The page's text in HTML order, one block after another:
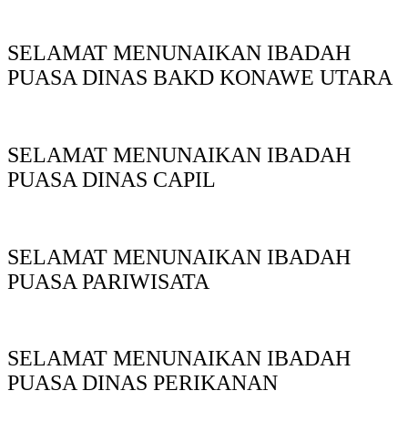
SELAMAT MENUNAIKAN IBADAH
PUASA DINAS BAKD KONAWE UTARA
SELAMAT MENUNAIKAN IBADAH
PUASA DINAS CAPIL
SELAMAT MENUNAIKAN IBADAH
PUASA PARIWISATA
SELAMAT MENUNAIKAN IBADAH
PUASA DINAS PERIKANAN